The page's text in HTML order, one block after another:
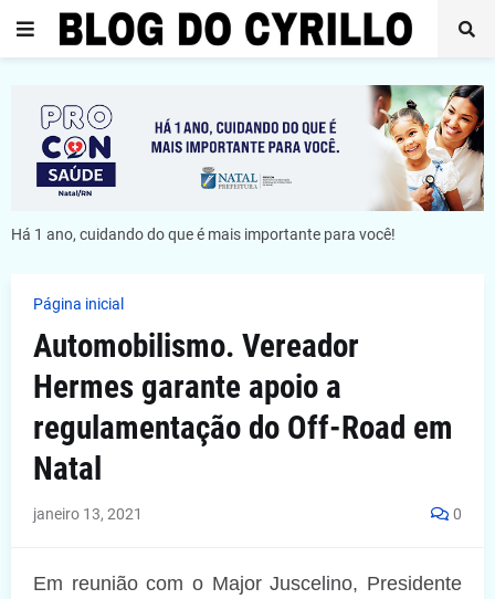
Há 1 ano, cuidando do que é mais importante para você!
Página inicial
Automobilismo. Vereador
Hermes garante apoio a
regulamentação do Off-Road em
Natal
janeiro 13, 2021 0
Em reunião com o Major Juscelino, Presidente